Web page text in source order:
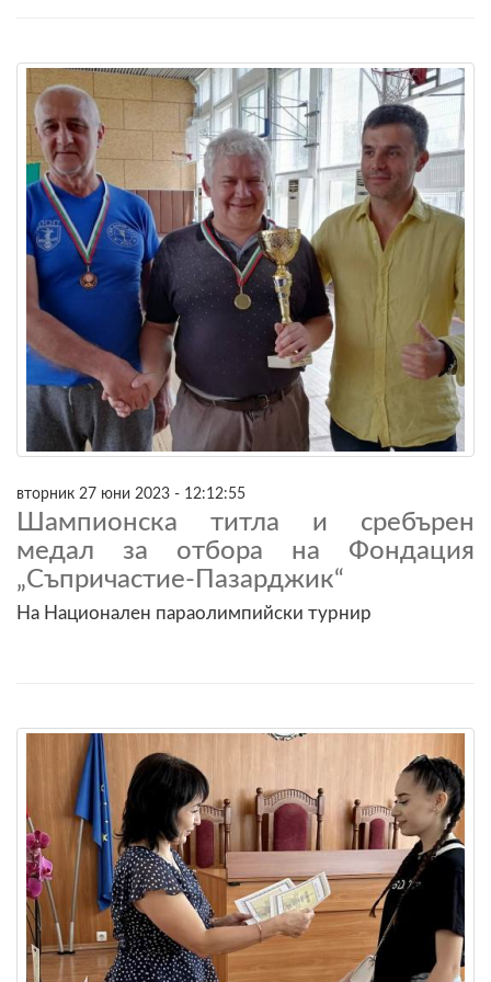
вторник 27 юни 2023 - 12:12:55
Шампионска титла и сребърен
медал за отбора на Фондация
„Съпричастие-Пазарджик“
На Национален параолимпийски турнир